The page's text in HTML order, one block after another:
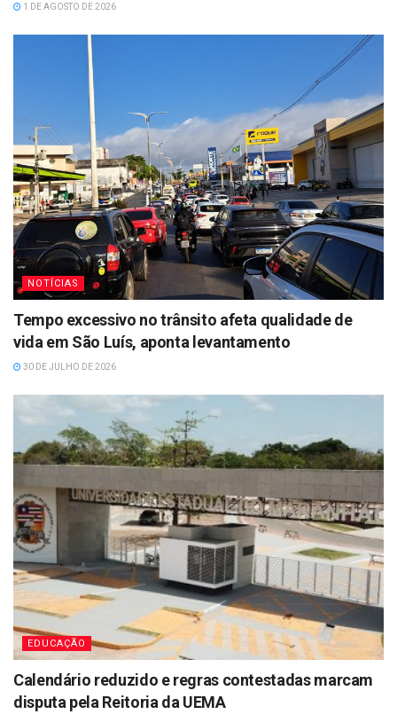
1 DE AGOSTO DE 2026
NOTÍCIAS
Tempo excessivo no trânsito afeta qualidade de
vida em São Luís, aponta levantamento
30 DE JULHO DE 2026
EDUCAÇÃO
Calendário reduzido e regras contestadas marcam
disputa pela Reitoria da UEMA